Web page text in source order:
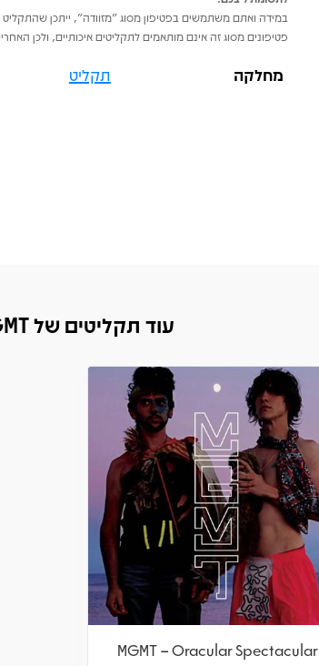
במידה ואתם משתמשים בפטיפון מסוג "מזוודה", ייתכן שהתקליט
פטיפונים מסוג זה אינם מותאמים לתקליטים איכותיים, ולכן
מחלקה תקליט
עוד תקליטים של MGMT
MGMT – Oracular Spectacular